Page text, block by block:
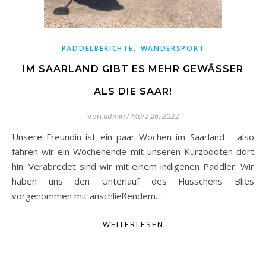
PADDELBERICHTE, WANDERSPORT
IM SAARLAND GIBT ES MEHR GEWÄSSER
ALS DIE SAAR!
Von admin/März 26, 2022
Unsere Freundin ist ein paar Wochen im Saarland – also
fahren wir ein Wochenende mit unseren Kurzbooten dort
hin. Verabredet sind wir mit einem indigenen Paddler. Wir
haben uns den Unterlauf des Flüsschens Blies
vorgenommen mit anschließendem…
WEITERLESEN